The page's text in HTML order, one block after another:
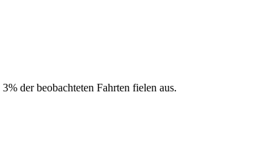
3% der beobachteten Fahrten fielen aus.